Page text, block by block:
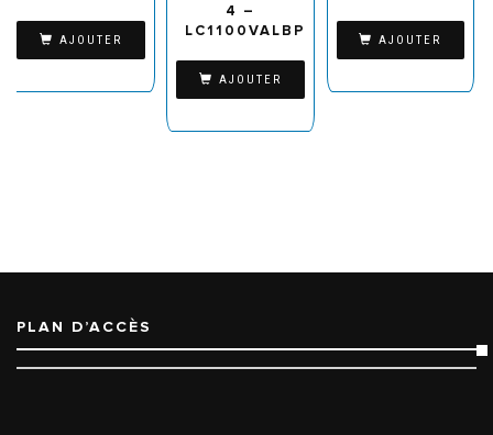
AJOUTER
4 –
LC1100VALBP
AJOUTER
AJOUTER
PLAN D’ACCÈS